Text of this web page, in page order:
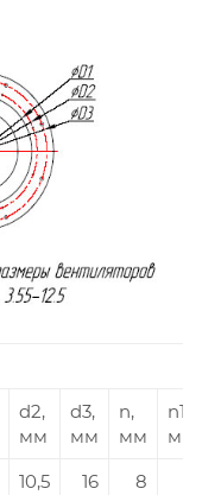
d2,
мм
d3,
мм
n,
мм
n1,
мм
10,5 16 8